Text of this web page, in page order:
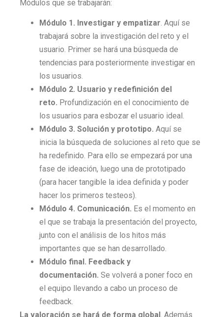
Módulos que se trabajarán:
Módulo 1. Investigar y empatizar. Aquí se
trabajará sobre la investigación del reto y el
usuario. Primer se hará una búsqueda de
tendencias para posteriormente investigar en
los usuarios.
Módulo 2. Usuario y redefinición del
reto. Profundización en el conocimiento de
los usuarios para esbozar el usuario ideal.
Módulo 3. Solución y prototipo. Aquí se
inicia la búsqueda de soluciones al reto que se
ha redefinido. Para ello se empezará por una
fase de ideación, luego una de prototipado
(para hacer tangible la idea definida y poder
hacer los primeros testeos).
Módulo 4. Comunicación. Es el momento en
el que se trabaja la presentación del proyecto,
junto con el análisis de los hitos más
importantes que se han desarrollado.
Módulo final. Feedback y
documentación. Se volverá a poner foco en
el equipo llevando a cabo un proceso de
feedback.
La valoración se hará de forma global . Además